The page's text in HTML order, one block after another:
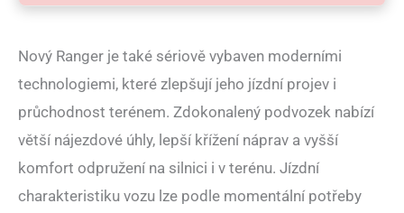
Nový Ranger je také sériově vybaven moderními
technologiemi, které zlepšují jeho jízdní projev i
průchodnost terénem. Zdokonalený podvozek nabízí
větší nájezdové úhly, lepší křížení náprav a vyšší
komfort odpružení na silnici i v terénu. Jízdní
charakteristiku vozu lze podle momentální potřeby